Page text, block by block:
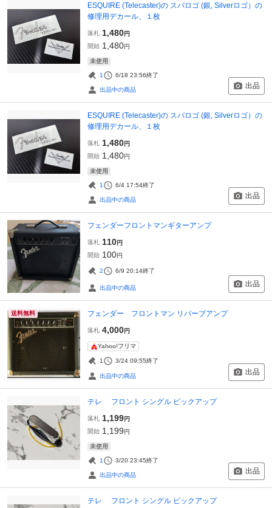
ESQUIRE (Telecaster)の スパロゴ (銀, Silverロゴ）の
修理用デカール、１枚
落札 1,480円
開始 1,480円
未使用
1 6/18 23:56終了
出品中の商品 出品
ESQUIRE (Telecaster)の スパロゴ (銀, Silverロゴ）の
修理用デカール、１枚
落札 1,480円
開始 1,480円
未使用
1 6/4 17:54終了
出品中の商品 出品
フェンダーフロントマンギターアンプ
落札 110円
開始 100円
2 6/9 20:14終了
出品中の商品 出品
送料無料 フェンダー フロントマン リバーブアンプ
落札 4,000円
Yahoo!フリマ
1 3/24 09:55終了
出品中の商品 出品
テレ フロント シングル ピックアップ
落札 1,199円
開始 1,199円
未使用
1 3/20 23:45終了
出品中の商品 出品
テレ フロント シングル ピックアップ